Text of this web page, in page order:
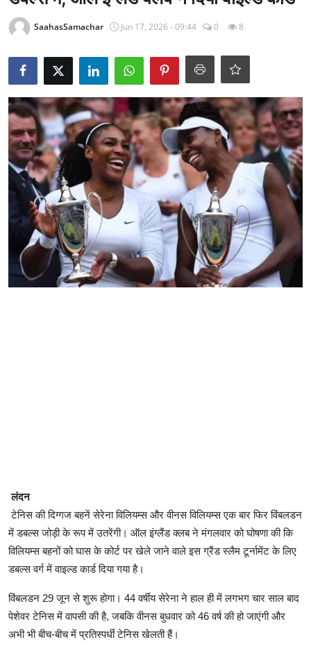
Epaper
धर्म
लाइफस्टाइल
टेक
SaahasSamachar Jun 17, 2026 - 09:44 0 8
लंदन
टेनिस की दिग्गज बहनें सेरेना विलियम्स और वीनस विलियम्स एक बार फिर विंबलडन
में डबल्स जोड़ी के रूप में उतरेंगी। ऑल इंग्लैंड क्लब ने मंगलवार को घोषणा की कि
विलियम्स बहनों को घास के कोर्ट पर खेले जाने वाले इस ग्रैंड स्लैम टूर्नामेंट के लिए
डबल्स वर्ग में वाइल्ड कार्ड दिया गया है।
विंबलडन 29 जून से शुरू होगा। 44 वर्षीय सेरेना ने हाल ही में लगभग चार साल बाद
पेशेवर टेनिस में वापसी की है, जबकि वीनस बुधवार को 46 वर्ष की हो जाएंगी और
अभी भी बीच-बीच में प्रतिस्पर्धी टेनिस खेलती हैं।